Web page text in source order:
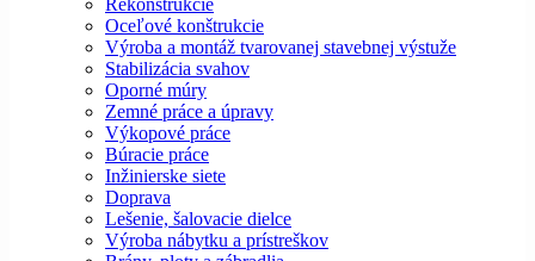
Rekonštrukcie
Oceľové konštrukcie
Výroba a montáž tvarovanej stavebnej výstuže
Stabilizácia svahov
Oporné múry
Zemné práce a úpravy
Výkopové práce
Búracie práce
Inžinierske siete
Doprava
Lešenie, šalovacie dielce
Výroba nábytku a prístreškov